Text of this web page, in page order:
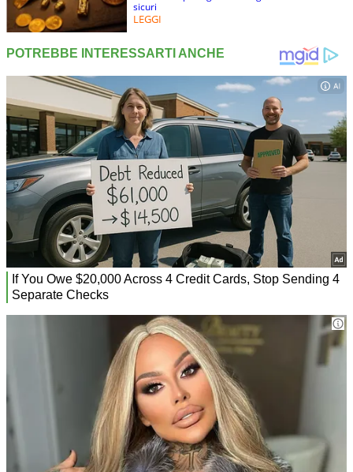
sicuri
LEGGI